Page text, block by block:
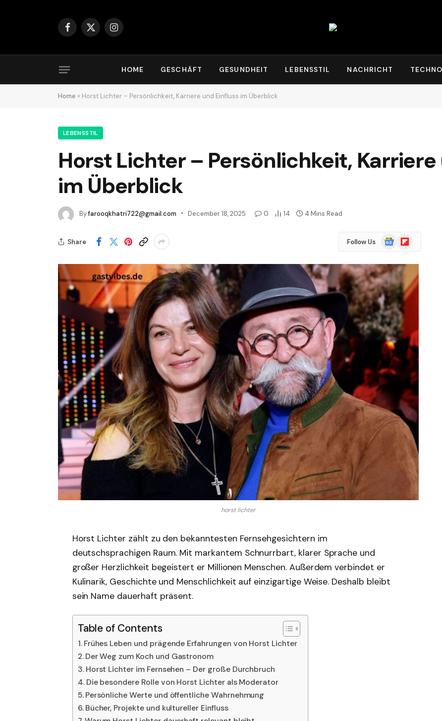
Facebook
X
Instagram
HOME GESCHÄFT GESUNDHEIT LEBENSSTIL NACHRICHT
Home » Horst Lichter – Persönlichkeit, Karriere und Einfluss im Überblick
LEBENSSTIL
Horst Lichter – Persönlichkeit, Karriere
im Überblick
Byfarooqkhatri722@gmail.com December 18, 2025 0 14 4 Mins Read
Share Follow Us
Google
News
Flipboard
horst lichter
Horst Lichter zählt zu den bekanntesten Fernsehgesichtern im
deutschsprachigen Raum. Mit markantem Schnurrbart, klarer Sprache und
großer Herzlichkeit begeistert er Millionen Menschen. Außerdem verbindet er
Kulinarik, Geschichte und Menschlichkeit auf einzigartige Weise. Deshalb bleibt
sein Name dauerhaft präsent.
Table of Contents
Frühes Leben und prägende Erfahrungen von Horst Lichter
Der Weg zum Koch und Gastronom
Horst Lichter im Fernsehen – Der große Durchbruch
Die besondere Rolle von Horst Lichter als Moderator
Persönliche Werte und öffentliche Wahrnehmung
Bücher, Projekte und kultureller Einfluss